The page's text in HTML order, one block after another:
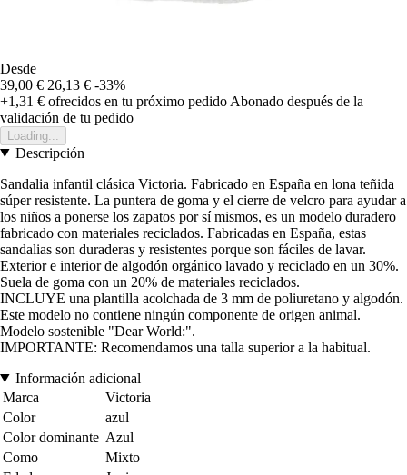
Desde
39,00 € 26,13 € -33%
+1,31 € ofrecidos en tu próximo pedido Abonado después de la
validación de tu pedido
Loading...
Descripción
Sandalia infantil clásica Victoria. Fabricado en España en lona teñida
súper resistente. La puntera de goma y el cierre de velcro para ayudar a
los niños a ponerse los zapatos por sí mismos, es un modelo duradero
fabricado con materiales reciclados. Fabricadas en España, estas
sandalias son duraderas y resistentes porque son fáciles de lavar.
Exterior e interior de algodón orgánico lavado y reciclado en un 30%.
Suela de goma con un 20% de materiales reciclados.
INCLUYE una plantilla acolchada de 3 mm de poliuretano y algodón.
Este modelo no contiene ningún componente de origen animal.
Modelo sostenible "Dear World:".
IMPORTANTE: Recomendamos una talla superior a la habitual.
Información adicional
Marca
Victoria
Color
azul
Color dominante Azul
Como
Mixto